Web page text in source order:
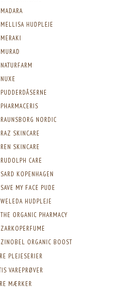
MADARA
MELLISA HUDPLEJE
MERAKI
MURAD
NATURFARM
NUXE
PUDDERDÅSERNE
PHARMACERIS
RAUNSBORG NORDIC
RAZ SKINCARE
REN SKINCARE
RUDOLPH CARE
SARD KOPENHAGEN
SAVE MY FACE PUDE
WELEDA HUDPLEJE
THE ORGANIC PHARMACY
ZARKOPERFUME
ZINOBEL ORGANIC BOOST
PLEJESERIER
VAREPRØVER
MÆRKER